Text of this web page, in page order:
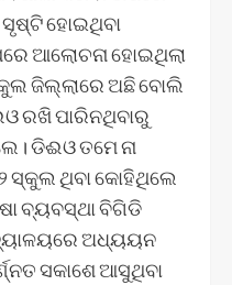
ହୋଇଥିବା
ଆଲୋଚନା ହୋଇଥିଲା
ଜିଲ୍ଲାରେ ଅଛି ବୋଲି
ରଖି ପାରିନଥିବାରୁ
ଡିଈଓ ତମେ ନା
ସ୍କୁଲ ଥିବା କୋହିଥିଲେ
ବ୍ୟବସ୍ଥା ବିଗିଡି
ଅଧ୍ୟୟନ
ସକାଶେ ଆସୁଥିବା